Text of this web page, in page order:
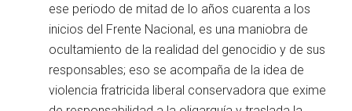
ese periodo de mitad de lo años cuarenta a los
inicios del Frente Nacional, es una maniobra de
ocultamiento de la realidad del genocidio y de sus
responsables; eso se acompaña de la idea de
violencia fratricida liberal conservadora que exime